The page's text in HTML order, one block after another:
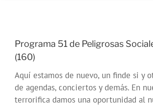
Programa 51 de Peligrosas
(160)
Aquí estamos de nuevo, un finde si y
de agendas, conciertos y demás. En
terrorifica damos una oportunidad al